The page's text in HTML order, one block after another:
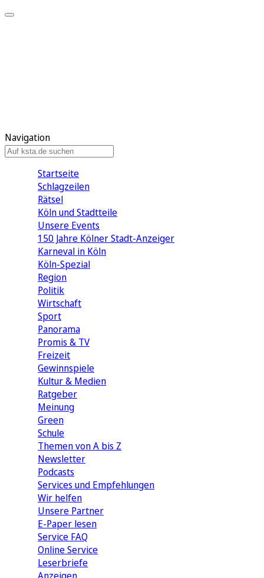
Navigation
Startseite
Schlagzeilen
Rätsel
Köln und Stadtteile
Unsere Events
150 Jahre Kölner Stadt-Anzeiger
Karneval in Köln
Köln-Spezial
Region
Politik
Wirtschaft
Sport
Panorama
Promis & TV
Freizeit
Gewinnspiele
Kultur & Medien
Ratgeber
Meinung
Green
Schule
Themen von A bis Z
Newsletter
Podcasts
Services und Empfehlungen
Wir helfen
Unsere Partner
E-Paper lesen
Service FAQ
Online Service
Leserbriefe